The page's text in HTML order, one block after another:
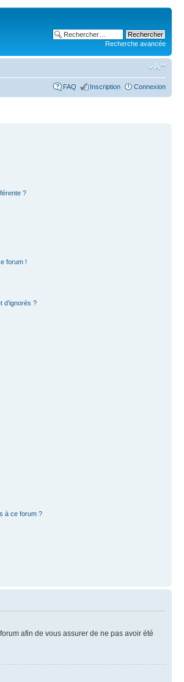
Recherche avancée
FAQ Inscription Connexion
?
forum !
d’ignorés ?
à ce forum ?
afin de vous assurer de ne pas avoir été